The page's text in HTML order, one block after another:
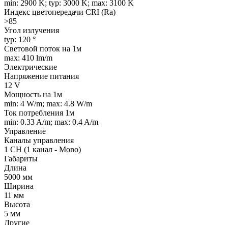
min: 2900 K; typ: 3000 K; max: 3100 K
Индекс цветопередачи CRI (Ra)
>85
Угол излучения
typ: 120 °
Световой поток на 1м
max: 410 lm/m
Электрические
Напряжение питания
12 V
Мощность на 1м
min: 4 W/m; max: 4.8 W/m
Ток потребления 1м
min: 0.33 A/m; max: 0.4 A/m
Управление
Каналы управления
1 CH (1 канал - Mono)
Габариты
Длина
5000 мм
Ширина
11 мм
Высота
5 мм
Другие